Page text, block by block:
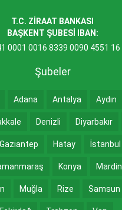
T.C. ZİRAAT BANKASI
BAŞKENT ŞUBESİ IBAN:
0001 0016 8339 0090 4551 16
Şubeler
Adana Antalya Aydın
Denizli Diyarbakır
Gaziantep Hatay İstanbul
Konya Mardin
Muğla Rize Samsun